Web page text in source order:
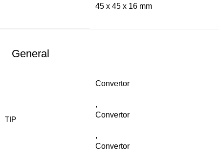
45 x 45 x 16 mm
General
TIP
Convertor
,
Convertor
,
Convertor